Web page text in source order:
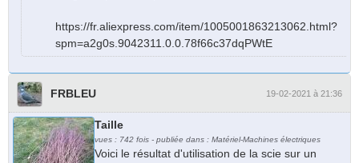
https://fr.aliexpress.com/item/1005001863213062.html?
spm=a2g0s.9042311.0.0.78f66c37dqPWtE
FRBLEU 19-02-2021 à 21:36
Taille
vues : 742 fois - publiée dans : Matériel-Machines électriques
Voici le résultat d'utilisation de la scie sur un